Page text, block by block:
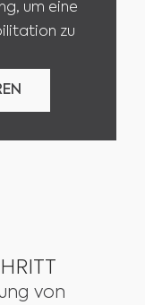
um eine
zu
von